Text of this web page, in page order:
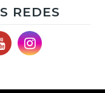
REDES
Instagram